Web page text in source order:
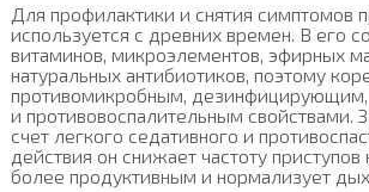
Для профилактики и снятия симптомов
используется с древних времен. В его
витаминов, микроэлементов, эфирных
натуральных антибиотиков, поэтому
противомикробным,
и противовоспалительным свойствами.
счет легкого седативного и
действия он снижает частоту
более продуктивным и нормализует